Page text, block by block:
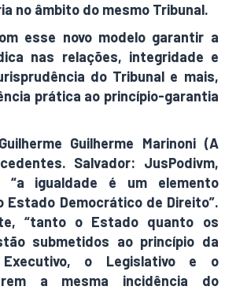
no âmbito do mesmo Tribunal.
esse novo modelo garantir a
nas relações, integridade e
do Tribunal e mais,
prática ao princípio-garantia
Guilherme Marinoni (A
Salvador: JusPodivm,
“a igualdade é um elemento
Estado Democrático de Direito”.
“tanto o Estado quanto os
submetidos ao princípio da
Executivo, o Legislativo e o
a mesma incidência do